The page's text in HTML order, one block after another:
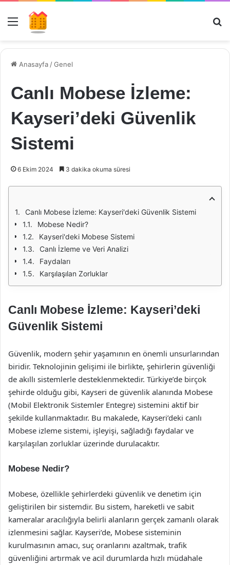
Menü
Anasayfa /Genel
Canlı Mobese İzleme:
Kayseri’deki Güvenlik
Sistemi
6 Ekim 2024 3 dakika okuma süresi
Canlı Mobese İzleme: Kayseri'deki Güvenlik Sistemi
Mobese Nedir?
Kayseri'deki Mobese Sistemi
Canlı İzleme ve Veri Analizi
Faydaları
Karşılaşılan Zorluklar
Canlı Mobese İzleme: Kayseri’deki
Güvenlik Sistemi
Güvenlik, modern şehir yaşamının en önemli unsurlarından
biridir. Teknolojinin gelişimi ile birlikte, şehirlerin güvenliği
de akıllı sistemlerle desteklenmektedir. Türkiye’de birçok
şehirde olduğu gibi, Kayseri de güvenlik alanında Mobese
(Mobil Elektronik Sistemler Entegre) sistemini aktif bir
şekilde kullanmaktadır. Bu makalede, Kayseri’deki canlı
Mobese izleme sistemi, işleyişi, sağladığı faydalar ve
karşılaşılan zorluklar üzerinde durulacaktır.
Mobese Nedir?
Mobese, özellikle şehirlerdeki güvenlik ve denetim için
geliştirilen bir sistemdir. Bu sistem, hareketli ve sabit
kameralar aracılığıyla belirli alanların gerçek zamanlı olarak
izlenmesini sağlar. Kayseri’de, Mobese sisteminin
kurulmasının amacı, suç oranlarını azaltmak, trafik
güvenliğini artırmak ve acil durumlarda hızlı müdahale